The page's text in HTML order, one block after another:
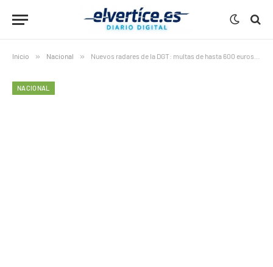
Inicio » Nacional » Nuevos radares de la DGT: multas de hasta 600 euros sin frenar
NACIONAL